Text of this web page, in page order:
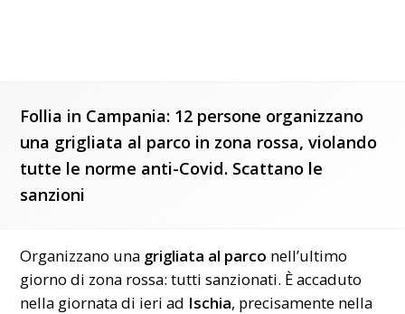
Follia in Campania: 12 persone organizzano
una grigliata al parco in zona rossa, violando
tutte le norme anti-Covid. Scattano le
sanzioni
Organizzano una grigliata al parco nell’ultimo
giorno di zona rossa: tutti sanzionati. È accaduto
nella giornata di ieri ad Ischia, precisamente nella